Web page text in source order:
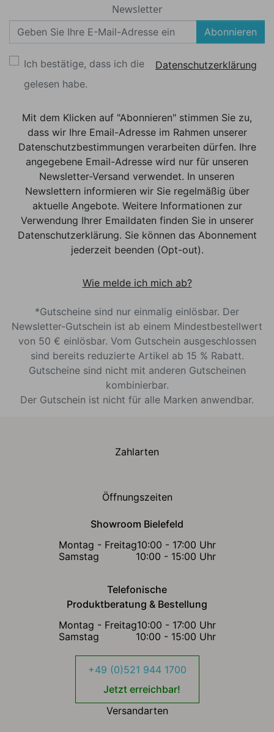
Newsletter
Abonnieren
Ich bestätige, dass ich die
Datenschutzerklärung
gelesen habe.
Mit dem Klicken auf "Abonnieren" stimmen Sie zu,
dass wir Ihre Email-Adresse im Rahmen unserer
Datenschutzbestimmungen verarbeiten dürfen. Ihre
angegebene Email-Adresse wird nur für unseren
Newsletter-Versand verwendet. In unseren
Newslettern informieren wir Sie regelmäßig über
aktuelle Angebote. Weitere Informationen zur
Verwendung Ihrer Emaildaten finden Sie in unserer
Datenschutzerklärung. Sie können das Abonnement
jederzeit beenden (Opt-out).
Wie melde ich mich ab?
*Gutscheine sind nur einmalig einlösbar. Der
Newsletter-Gutschein ist ab einem Mindestbestellwert
von 50 € einlösbar. Vom Gutschein ausgeschlossen
sind bereits reduzierte Artikel ab 15 % Rabatt.
Gutscheine sind nicht mit anderen Gutscheinen
kombinierbar.
Der Gutschein ist nicht für alle Marken anwendbar.
Zahlarten
Öffnungszeiten
Showroom Bielefeld
Montag - Freitag10:00 - 17:00 Uhr
Samstag
10:00 - 15:00 Uhr
Telefonische
Produktberatung & Bestellung
Montag - Freitag10:00 - 17:00 Uhr
Samstag
10:00 - 15:00 Uhr
+49 (0)521 944 1700
Jetzt erreichbar!
Versandarten